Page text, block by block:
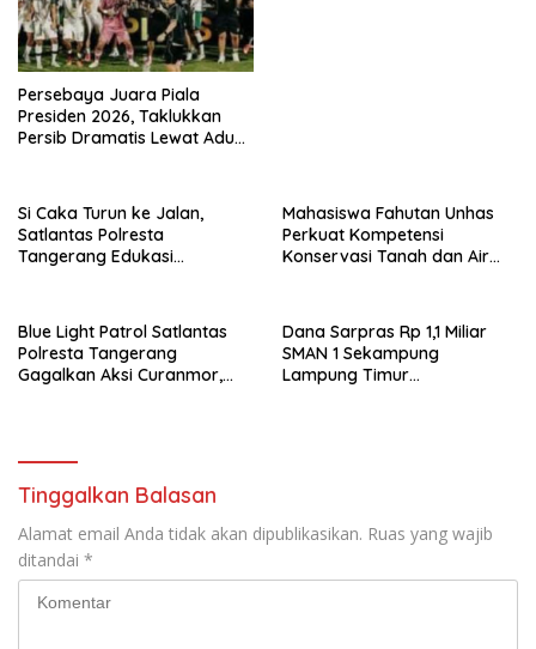
Persebaya Juara Piala
Presiden 2026, Taklukkan
Persib Dramatis Lewat Adu
Si Caka Turun ke Jalan,
Satlantas Polresta
Tangerang Edukasi
Mahasiswa Fahutan Unhas
Perkuat Kompetensi
Konservasi Tanah dan Air
Blue Light Patrol Satlantas
Polresta Tangerang
Gagalkan Aksi Curanmor,
Dana Sarpras Rp 1,1 Miliar
SMAN 1 Sekampung
Lampung Timur
Tinggalkan Balasan
Alamat email Anda tidak akan dipublikasikan. Ruas yang wajib
ditandai *